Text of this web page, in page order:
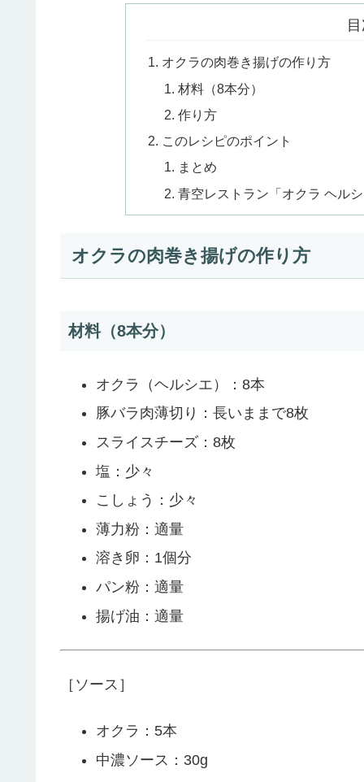
オクラの肉巻き揚げの作り方
材料（8本分）
作り方
このレシピのポイント
まとめ
青空レストラン「オクラ ヘル
オクラの肉巻き揚げの作り方
材料（8本分）
オクラ（ヘルシエ）：8本
豚バラ肉薄切り：長いままで8枚
スライスチーズ：8枚
塩：少々
こしょう：少々
薄力粉：適量
溶き卵：1個分
パン粉：適量
揚げ油：適量
［ソース］
オクラ：5本
中濃ソース：30g